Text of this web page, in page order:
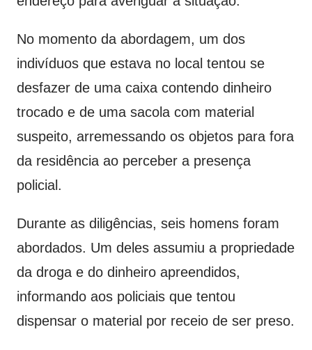
No momento da abordagem, um dos
indivíduos que estava no local tentou se
desfazer de uma caixa contendo dinheiro
trocado e de uma sacola com material
suspeito, arremessando os objetos para fora
da residência ao perceber a presença
policial.
Durante as diligências, seis homens foram
abordados. Um deles assumiu a propriedade
da droga e do dinheiro apreendidos,
informando aos policiais que tentou
dispensar o material por receio de ser preso.